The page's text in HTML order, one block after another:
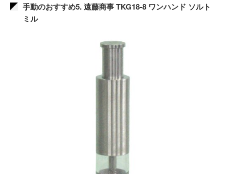
手動のおすすめ5. 遠藤商事 TKG18-8 ワンハンド ソルト
ミル